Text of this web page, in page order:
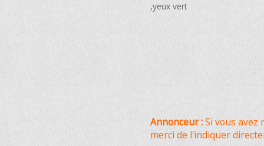
,yeux vert
Annonceur :Si vous
merci de l'indiquer